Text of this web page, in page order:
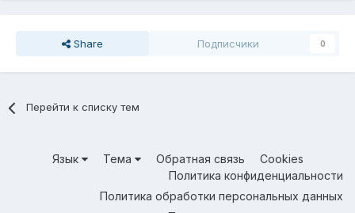
Share Подписчики 0
Перейти к списку тем
Язык Тема Обратная связь
Cookies
Политика конфиденциальности
Политика обработки персональных данных